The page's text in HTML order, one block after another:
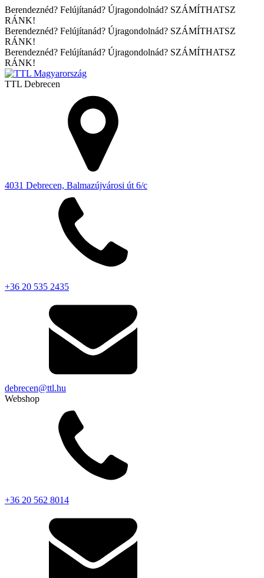
Berendeznéd? Felújítanád? Újragondolnád? SZÁMÍTHATSZ
RÁNK!
Berendeznéd? Felújítanád? Újragondolnád? SZÁMÍTHATSZ
RÁNK!
Berendeznéd? Felújítanád? Újragondolnád? SZÁMÍTHATSZ
RÁNK!
TTL Debrecen
4031 Debrecen, Balmazújvárosi út 6/c
+36 20 535 2435
debrecen@ttl.hu
Webshop
+36 20 562 8014